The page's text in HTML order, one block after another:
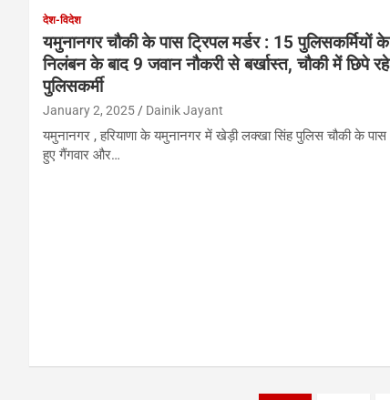
देश-विदेश
यमुनानगर चौकी के पास ट्रिपल मर्डर : 15 पुलिसकर्मियों के
निलंबन के बाद 9 जवान नौकरी से बर्खास्त, चौकी में छिपे रहे
पुलिसकर्मी
January 2, 2025 Dainik Jayant
यमुनानगर , हरियाणा के यमुनानगर में खेड़ी लक्खा सिंह पुलिस चौकी के पास
हुए गैंगवार और…